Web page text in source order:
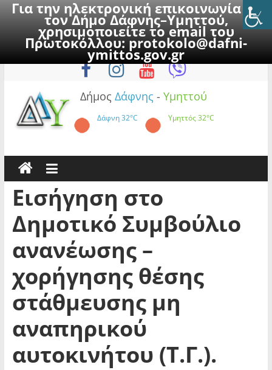
Για την ηλεκτρονική επικοινωνία με
τον Δήμο Δάφνης–Υμηττού,
χρησιμοποιείτε το email του
Πρωτοκόλλου:protokolo@dafni-
ymittos.gov.gr
to
Παρασκευή, 7 Αυγούστου 2026
Δήμος Δάφνης - Υμηττού
Δάφνη32°C Υμηττός32°C
Εισήγηση στο
Δημοτικό Συμβούλιο
ανανέωσης –
χορήγησης θέσης
στάθμευσης μη
αναπηρικού
αυτοκινήτου (Τ.Γ.).